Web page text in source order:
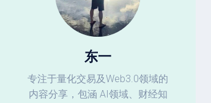
东一
专注于量化交易及Web3.0领域的
内容分享，包涵 AI领域、财经知